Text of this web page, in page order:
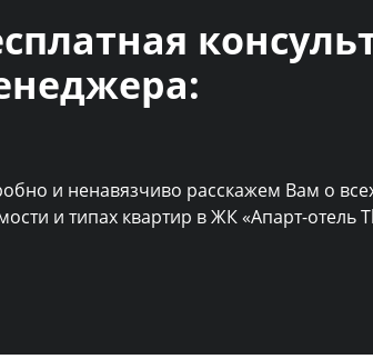
и ненавязчиво расскажем Вам о
и типах квартир в ЖК «Апарт-отель